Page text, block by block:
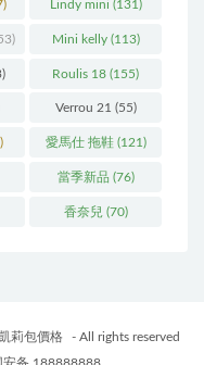
Lindy mini (131)
Mini kelly(113)
Roulis 18 (155)
Verrou 21 (55)
愛馬仕 拖鞋(121)
當季新品 (76)
香奈兒 (70)
莉包價格
- All rights reserved